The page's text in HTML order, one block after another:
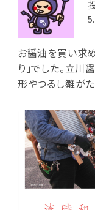
お醤油を買い求
り」でした。立
形やつるし雛が